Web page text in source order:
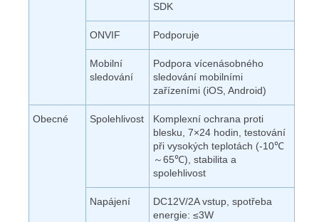
SDK
ONVIF Podporuje
Mobilní
sledování
Podpora vícenásobného
sledování mobilními
zařízeními (iOS, Android)
Obecné Spolehlivost
Komplexní ochrana proti
blesku, 7×24 hodin, testování
při vysokých teplotách (-10℃
～65℃), stabilita a
spolehlivost
Napájení
DC12V/2A vstup, spotřeba
energie: ≤3W